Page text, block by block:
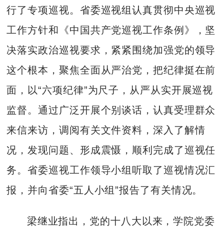
行了专项巡视。省委巡视组认真贯彻中央巡视
工作方针和《中国共产党巡视工作条例》，坚
决落实政治巡视要求，紧紧围绕加强党的领导
这个根本，聚焦全面从严治党，把纪律挺在前
面，以“六项纪律”为尺子，从严从实开展巡视
监督。通过广泛开展个别谈话，认真受理群众
来信来访，调阅有关文件资料，深入了解情
况，发现问题、形成震慑，顺利完成了巡视任
务。省委巡视工作领导小组听取了巡视情况汇
报，并向省委“五人小组”报告了有关情况。
梁继业指出，党的十八大以来，学院党委